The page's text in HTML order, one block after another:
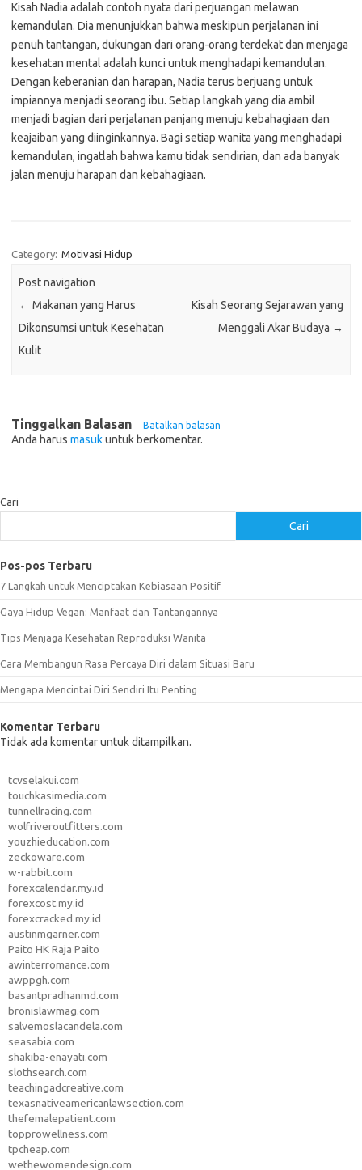
Kisah Nadia adalah contoh nyata dari perjuangan melawan
kemandulan. Dia menunjukkan bahwa meskipun perjalanan ini
penuh tantangan, dukungan dari orang-orang terdekat dan menjaga
kesehatan mental adalah kunci untuk menghadapi kemandulan.
Dengan keberanian dan harapan, Nadia terus berjuang untuk
impiannya menjadi seorang ibu. Setiap langkah yang dia ambil
menjadi bagian dari perjalanan panjang menuju kebahagiaan dan
keajaiban yang diinginkannya. Bagi setiap wanita yang menghadapi
kemandulan, ingatlah bahwa kamu tidak sendirian, dan ada banyak
jalan menuju harapan dan kebahagiaan.
Category: Motivasi Hidup
Post navigation
← Makanan yang Harus
Dikonsumsi untuk Kesehatan
Kulit
Kisah Seorang Sejarawan yang
Menggali Akar Budaya →
Tinggalkan Balasan Batalkan balasan
Anda harus masukuntuk berkomentar.
Cari
Cari
Pos-pos Terbaru
7 Langkah untuk Menciptakan Kebiasaan Positif
Gaya Hidup Vegan: Manfaat dan Tantangannya
Tips Menjaga Kesehatan Reproduksi Wanita
Cara Membangun Rasa Percaya Diri dalam Situasi Baru
Mengapa Mencintai Diri Sendiri Itu Penting
Komentar Terbaru
Tidak ada komentar untuk ditampilkan.
tcvselakui.com
touchkasimedia.com
tunnellracing.com
wolfriveroutfitters.com
youzhieducation.com
zeckoware.com
w-rabbit.com
forexcalendar.my.id
forexcost.my.id
forexcracked.my.id
austinmgarner.com
Paito HK Raja Paito
awinterromance.com
awppgh.com
basantpradhanmd.com
bronislawmag.com
salvemoslacandela.com
seasabia.com
shakiba-enayati.com
slothsearch.com
teachingadcreative.com
texasnativeamericanlawsection.com
thefemalepatient.com
topprowellness.com
tpcheap.com
wethewomendesign.com